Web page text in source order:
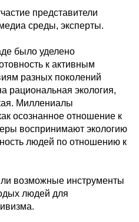
представители
среды, эксперты.
было уделено
к активным
разных поколений
рациональная экология,
Миллениалы
осознанное отношение к
воспринимают экологию
людей по отношению к
возможные инструменты
людей для